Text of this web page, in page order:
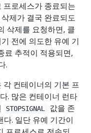
프로세스가 종료되는
제가 결국 완료되도
삭제를 요청하면, 클
전에 의도한 유예 기
료 추적이 적용되면,
.
컨테이너의 기본 프
. 많은 컨테이너 런타
STOPSIGNAL
값을 존
. 일단 유예 기간이